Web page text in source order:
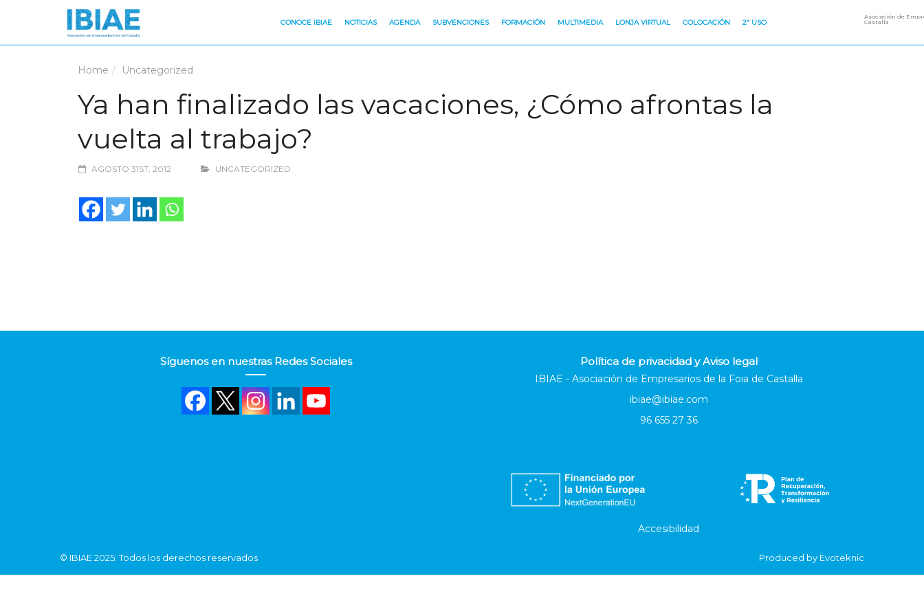
CONOCE IBIAE NOTICIAS AGENDA SUBVENCIONES FORMACIÓN MULTIMEDIA LONJA VIRTUAL COLOCACIÓN 2º USO
Asociación de
Castalla
Home Uncategorized
Ya han finalizado las vacaciones, ¿Cómo afrontas la
vuelta al trabajo?
AGOSTO 31ST, 2012 UNCATEGORIZED
Síguenos en nuestras Redes Sociales Política de privacidad y Aviso legal
IBIAE - Asociación de Empresarios de la Foia de Castalla
ibiae@ibiae.com
96 655 27 36
Accesibilidad
© IBIAE2025. Todos los derechos reservados Produced by Evoteknic